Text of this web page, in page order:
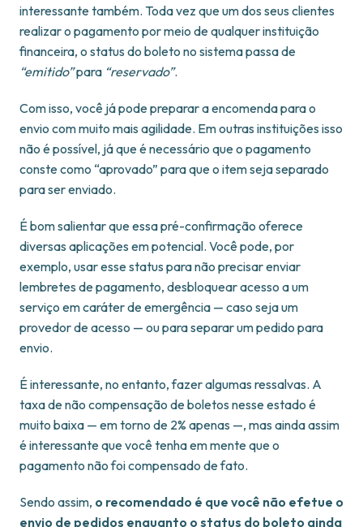
interessante também. Toda vez que um dos seus clientes
realizar o pagamento por meio de qualquer instituição
financeira, o status do boleto no sistema passa de
“emitido”para “reservado”.
Com isso, você já pode preparar a encomenda para o
envio com muito mais agilidade. Em outras instituições isso
não é possível, já que é necessário que o pagamento
conste como “aprovado” para que o item seja separado
para ser enviado.
É bom salientar que essa pré-confirmação oferece
diversas aplicações em potencial. Você pode, por
exemplo, usar esse status para não precisar enviar
lembretes de pagamento, desbloquear acesso a um
serviço em caráter de emergência — caso seja um
provedor de acesso — ou para separar um pedido para
envio.
É interessante, no entanto, fazer algumas ressalvas. A
taxa de não compensação de boletos nesse estado é
muito baixa — em torno de 2% apenas —, mas ainda assim
é interessante que você tenha em mente que o
pagamento não foi compensado de fato.
Sendo assim, o recomendado é que você não efetue o
envio de pedidos enquanto o status do boleto ainda